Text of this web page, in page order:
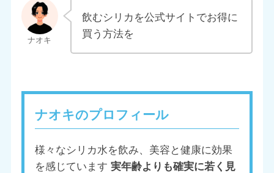
飲むシリカを公式サイトでお得に
買う方法を
ナオキのプロフィール
様々なシリカ水を飲み、美容と健康に効果
を感じています 実年齢よりも確実に若く見